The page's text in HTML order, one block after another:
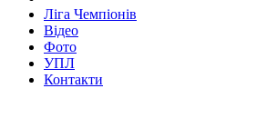
Ліга Чемпіонів
Відео
Фото
УПЛ
Контакти